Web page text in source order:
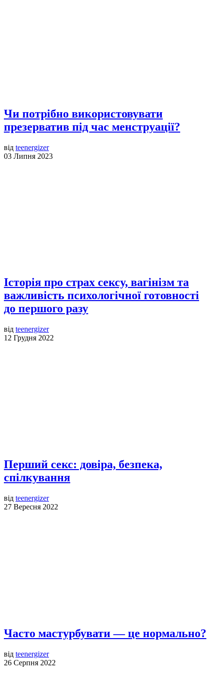
Чи потрібно використовувати
презерватив під час менструації?
від teenergizer
03 Липня 2023
Історія про страх сексу, вагінізм та
важливість психологічної готовності
до першого разу
від teenergizer
12 Грудня 2022
Перший секс: довіра, безпека,
спілкування
від teenergizer
27 Вересня 2022
Часто мастурбувати — це нормально?
від teenergizer
26 Серпня 2022